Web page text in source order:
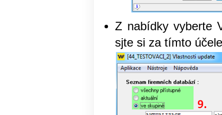
Z nabídky vyberte
sjte si za tímto